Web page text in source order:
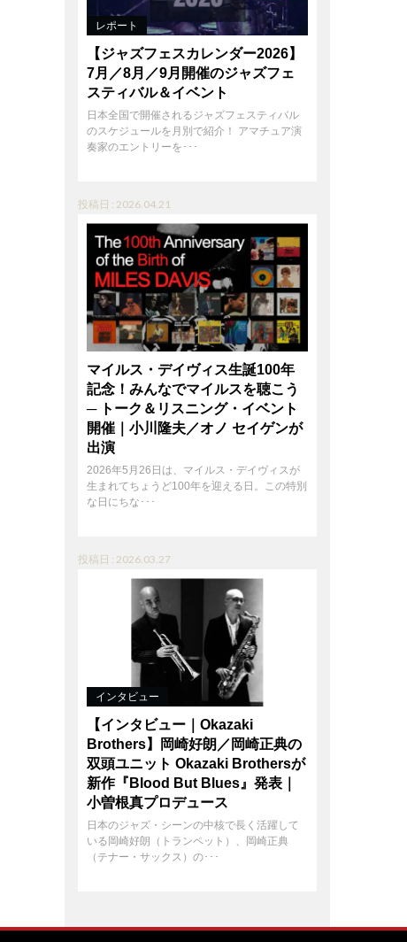
レポート
【ジャズフェスカレンダー2026】
7月／8月／9月開催のジャズフェ
スティバル＆イベント
日本全国で開催されるジャズフェスティバル
のスケジュールを月別で紹介！ アマチュア演
奏家のエントリーを･･･
投稿日 : 2026.04.21
マイルス・デイヴィス生誕100年
記念！みんなでマイルスを聴こう
─ トーク＆リスニング・イベント
開催｜小川隆夫／オノ セイゲンが
出演
2026年5月26日は、マイルス・デイヴィスが
生まれてちょうど100年を迎える日。この特別
な日にちな･･･
投稿日 : 2026.03.27
インタビュー
【インタビュー｜Okazaki
Brothers】岡崎好朗／岡崎正典の
双頭ユニット Okazaki Brothersが
新作『Blood But Blues』発表｜
小曽根真プロデュース
日本のジャズ・シーンの中核で長く活躍して
いる岡崎好朗（トランペット）、岡崎正典
（テナー・サックス）の･･･